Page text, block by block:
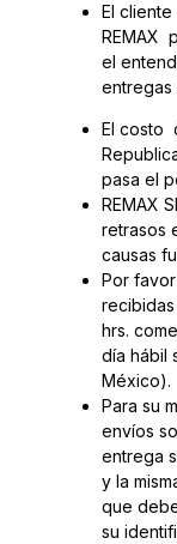
El
REMAX
el
entregas
El costo
pasa el
REMAX
retrasos
causas
Por
recibidas
hrs.
día hábil
México).
Para su
envíos
entrega
y la
que
su